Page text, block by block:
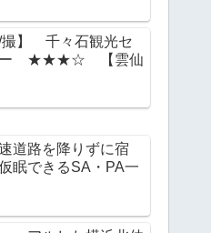
/撮】 千々石観光セ
ー ★★★☆ 【雲仙
道路を降りずに宿
眠できるSA・PA一